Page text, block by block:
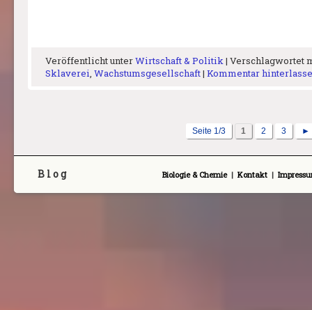
Veröffentlicht unterWirtschaft & Politik| Verschlagwortet
Sklaverei, Wachstumsgesellschaft| Kommentar
Seite 1/3 1 2 3 ►
B l o g Biologie & Chemie| Kontakt |